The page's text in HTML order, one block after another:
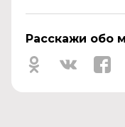
Расскажи обо